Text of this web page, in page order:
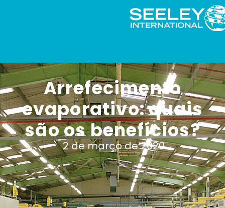
Arrefecimento
evaporativo: quais
são os benefícios?
2 de março de 2020